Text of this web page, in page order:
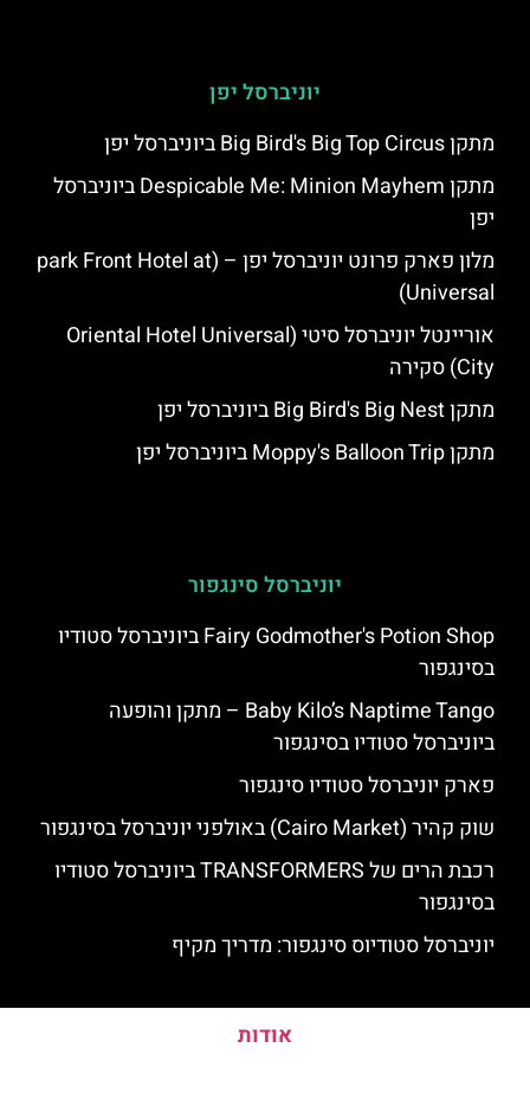
יוניברסל יפן
מתקן Big Bird's Big Top Circus ביוניברסל יפן
מתקן Despicable Me: Minion Mayhem ביוניברסל
יפן
מלון פארק פרונט יוניברסל יפן – (park Front Hotel at
Universal)
אוריינטל יוניברסל סיטי (Oriental Hotel Universal
City) סקירה
מתקן Big Bird's Big Nest ביוניברסל יפן
מתקן Moppy's Balloon Trip ביוניברסל יפן
יוניברסל סינגפור
Fairy Godmother's Potion Shop ביוניברסל סטודיו
בסינגפור
Baby Kilo’s Naptime Tango – מתקן והופעה
ביוניברסל סטודיו בסינגפור
פארק יוניברסל סטודיו סינגפור
שוק קהיר (Cairo Market) באולפני יוניברסל בסינגפור
רכבת הרים של TRANSFORMERS ביוניברסל סטודיו
בסינגפור
יוניברסל סטודיוס סינגפור: מדריך מקיף
אודות